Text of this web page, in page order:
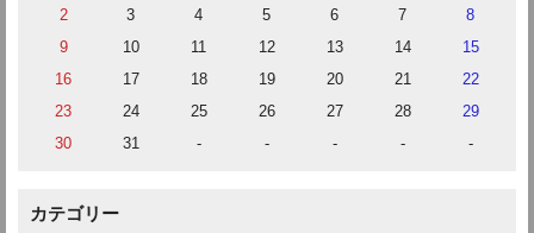
2
3 4 5 6 7
8
9
10 11 12 13 14
15
16
17 18 19 20 21
22
23
24 25 26 27 28
29
30
31 - - - - -
カテゴリー